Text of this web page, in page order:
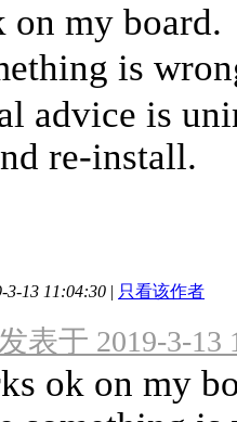
my board.
is
advice is
re-install.
3-13 11:04:30 | 只看该作者
表于 2019-3-13
ok on my